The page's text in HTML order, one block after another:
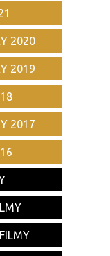
2020
2019
2017